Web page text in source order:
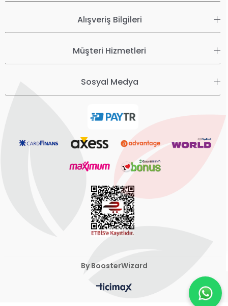
Alışveriş Bilgileri
Müşteri Hizmetleri
Sosyal Medya
By BoosterWizard